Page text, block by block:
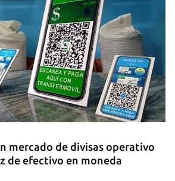
mercado de divisas operativo
de efectivo en moneda